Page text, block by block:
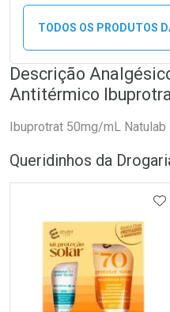
TODOS OS PRODUTOS
Descrição
Antitérmico
Ibuprotrat 50mg/mL
Queridinhos da